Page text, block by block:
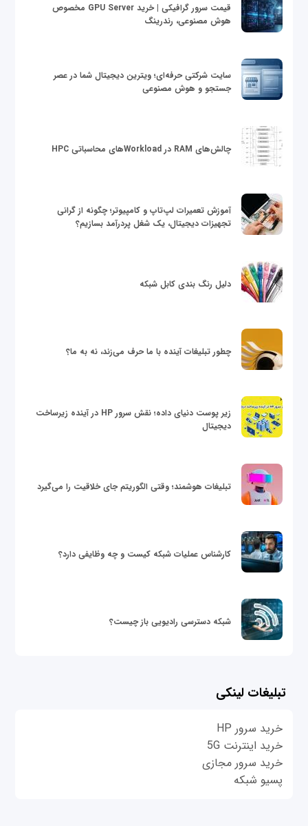
قیمت سرور گرافیکی | خرید GPU Server مخصوص
هوش مصنوعی، رندرینگ
سایت شرکتی حرفه‌ای؛ ویترین دیجیتال شما در عصر
جستجو و هوش مصنوعی
چالش‌های RAM در Workloadهای محاسباتی HPC
آموزش تعمیرات لپ‌تاپ و کامپیوتر؛ چگونه از گرانی
تجهیزات دیجیتال، یک شغل پردرآمد بسازیم؟
دلیل رنگ بندی کابل شبکه
چطور تبلیغات آینده با ما حرف می‌زند، نه به ما؟
زیر پوست دنیای داده؛ نقش سرور HP در آینده زیرساخت
دیجیتال
تبلیغات هوشمند؛ وقتی الگوریتم جای خلاقیت را می‌گیرد
کارشناس عملیات شبکه کیست و چه وظایفی دارد؟
شبکه دسترسی رادیویی باز چیست؟
تبلیغات لینکی
خرید سرور HP
خرید اینترنت 5G
خرید سرور مجازی
پسیو شبکه